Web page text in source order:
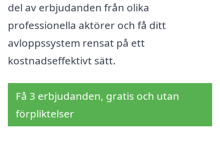
del av erbjudanden från olika
professionella aktörer och få ditt
avloppssystem rensat på ett
kostnadseffektivt sätt.
Få 3 erbjudanden, gratis och utan
förpliktelser